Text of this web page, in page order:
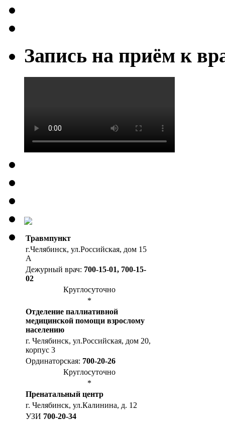
Запись на приём к
Травмпункт
г.Челябинск, ул.Российская, дом 15
А
Дежурный врач: 700-15-01, 700-15-
02
Круглосуточно
*
Отделение паллиативной
медицинской помощи взрослому
населению
г. Челябинск, ул.Российская, дом 20,
корпус 3
Ординаторская: 700-20-26
Круглосуточно
*
Пренатальный центр
г. Челябинск, ул.Калинина, д. 12
УЗИ 700-20-34